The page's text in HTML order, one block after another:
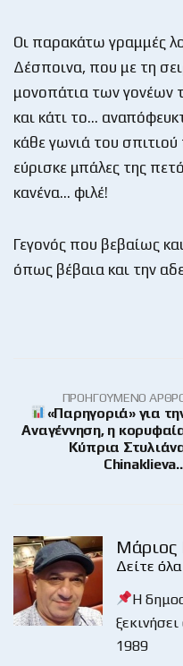
Οι παρακάτω γραμμές
Δέσποινα, που με τη
μονοπάτια των γονέων
και κάτι το…
κάθε γωνιά του
εύρισκε μπάλες της
κανένα… φιλέ!
Γεγονός που βεβαίως
όπως βέβαια και την
ΠΡΟΗΓΟΎΜΕΝΟ
«Παρηγοριά» για
Αναγέννηση, η
Κύπρια
Μάριος
Δείτε
Η
1989